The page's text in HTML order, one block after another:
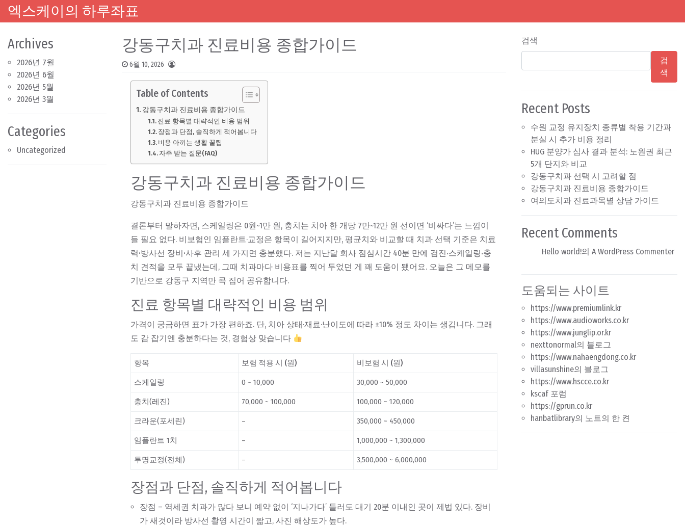
Skip to content
Main Navigation
엑스케이의 하루좌표
Archives
2026년 7월
2026년 6월
2026년 5월
2026년 3월
Categories
Uncategorized
강동구치과 진료비용 종합가이드
6월 10, 2026
Table of Contents
강동구치과 진료비용 종합가이드
진료 항목별 대략적인 비용 범위
장점과 단점, 솔직하게 적어봅니다
비용 아끼는 생활 꿀팁
자주 받는 질문(FAQ)
강동구치과 진료비용 종합가이드
강동구치과 진료비용 종합가이드
결론부터 말하자면, 스케일링은 0원~1만 원, 충치는 치아 한 개당 7만~12만 원 선이면 ‘비싸다’는 느낌이
들 필요 없다. 비보험인 임플란트·교정은 항목이 길어지지만, 평균치와 비교할 때 치과 선택 기준은 치료
력·방사선 장비·사후 관리 세 가지면 충분했다. 저는 지난달 회사 점심시간 40분 만에 검진‧스케일링‧충
치 견적을 모두 끝냈는데, 그때 치과마다 비용표를 찍어 두었던 게 꽤 도움이 됐어요. 오늘은 그 메모를
기반으로 강동구 지역만 콕 집어 공유합니다.
진료 항목별 대략적인 비용 범위
가격이 궁금하면 표가 가장 편하죠. 단, 치아 상태·재료·난이도에 따라 ±10% 정도 차이는 생깁니다. 그래
도 감 잡기엔 충분하다는 것, 경험상 맞습니다
항목 보험 적용 시 (원) 비보험 시 (원)
스케일링 0 ~ 10,000 30,000 ~ 50,000
충치(레진) 70,000 ~ 100,000 100,000 ~ 120,000
크라운(포세린) – 350,000 ~ 450,000
임플란트 1치 – 1,000,000 ~ 1,300,000
투명교정(전체) – 3,500,000 ~ 6,000,000
장점과 단점, 솔직하게 적어봅니다
장점 – 역세권 치과가 많다 보니 예약 없이 ‘지나가다’ 들러도 대기 20분 이내인 곳이 제법 있다. 장비
가 새것이라 방사선 촬영 시간이 짧고, 사진 해상도가 높다.
검색
검
색
Recent Posts
수원 교정 유지장치 종류별 착용 기간과
분실 시 추가 비용 정리
HUG 분양가 심사 결과 분석: 노원권 최근
5개 단지와 비교
강동구치과 선택 시 고려할 점
강동구치과 진료비용 종합가이드
여의도치과 진료과목별 상담 가이드
Recent Comments
Hello world!의 A WordPress Commenter
도움되는 사이트
https://www.premiumlink.kr
https://www.audioworks.co.kr
https://www.junglip.or.kr
nexttonormal의 블로그
https://www.nahaengdong.co.kr
villasunshine의 블로그
https://www.hscce.co.kr
kscaf 포럼
https://gprun.co.kr
hanbatlibrary의 노트의 한 켠